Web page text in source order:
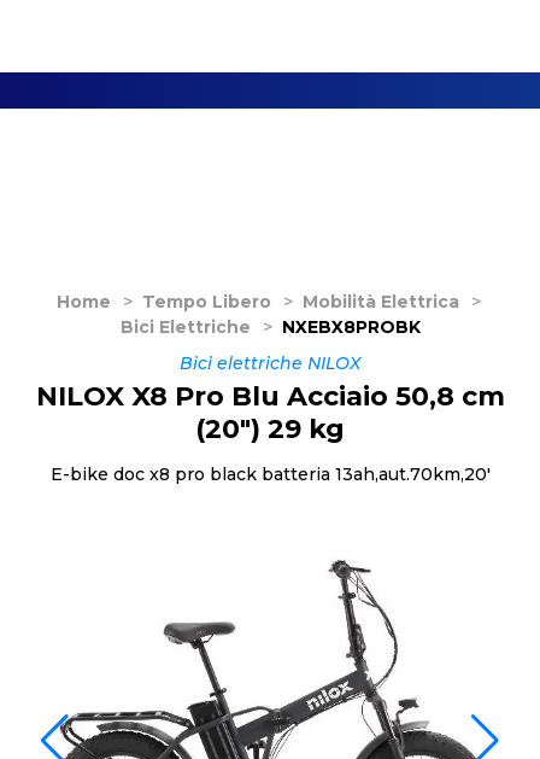
Home > Tempo Libero > Mobilità Elettrica
>
Bici Elettriche
> NXEBX8PROBK
Bici elettriche NILOX
NILOX X8 Pro Blu Acciaio 50,8 cm
(20") 29 kg
E-bike doc x8 pro black batteria 13ah,aut.70km,20'